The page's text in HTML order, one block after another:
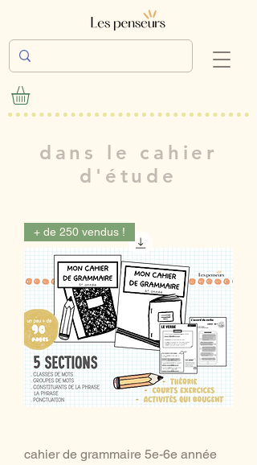
dans le cahier
d'étude
+ de 250 vendus !
cahier de grammaire 5e-6e année